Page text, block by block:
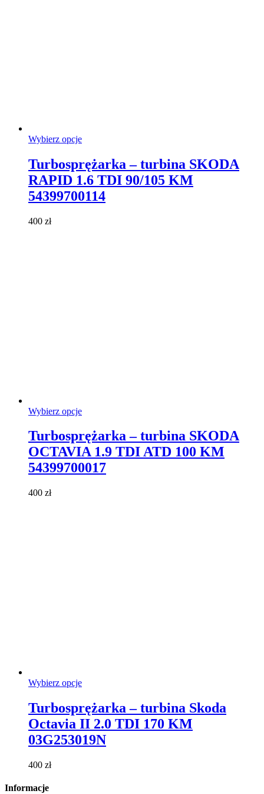
Wybierz opcjeTen
wiele
wariantów.
Opcje
można
Turbosprężarka – turbina SKODA
RAPID 1.6 TDI 90/105 KM
54399700114
400 zł
Wybierz opcjeTen
ma
wiele
wariantów.
Opcje
można
Turbosprężarka – turbina SKODA
OCTAVIA 1.9 TDI ATD 100 KM
54399700017
400 zł
Wybierz opcjeTen
wiele
wariantów.
Opcje
można
Turbosprężarka – turbina Skoda
Octavia II 2.0 TDI 170 KM
03G253019N
400 zł
Informacje